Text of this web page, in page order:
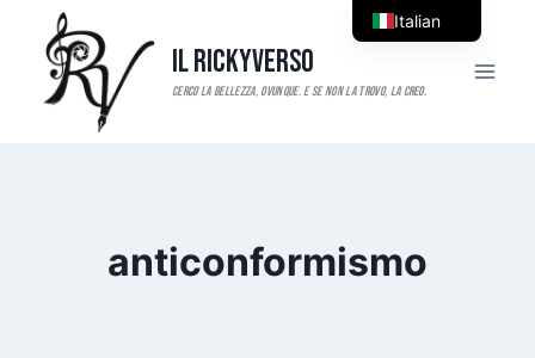
contenuto
Il RickyVerso
anticonformismo
Italian